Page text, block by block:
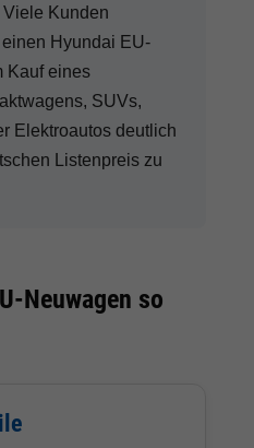
Viele Kunden
Hyundai EU-
Kauf eines
SUVs,
Elektroautos deutlich
Listenpreis zu
Neuwagen so